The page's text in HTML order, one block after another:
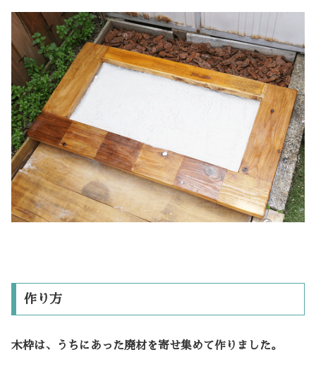
作り方
木枠は、うちにあった廃材を寄せ集めて作りました。